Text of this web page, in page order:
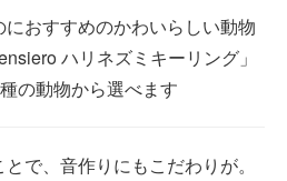
おすすめのかわいらしい動物
ハリネズミキーリング」
の動物から選べます
で、音作りにもこだわりが。